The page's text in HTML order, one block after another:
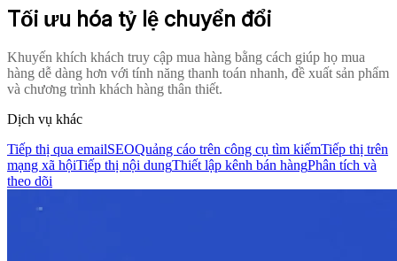
Tối ưu hóa tỷ lệ chuyển đổi
Khuyến khích khách truy cập mua hàng bằng cách giúp họ mua
hàng dễ dàng hơn với tính năng thanh toán nhanh, đề xuất sản phẩm
và chương trình khách hàng thân thiết.
Dịch vụ khác
Tiếp thị qua emailSEOQuảng cáo trên công cụ tìm kiếmTiếp thị trên
mạng xã hộiTiếp thị nội dungThiết lập kênh bán hàngPhân tích và
theo dõi